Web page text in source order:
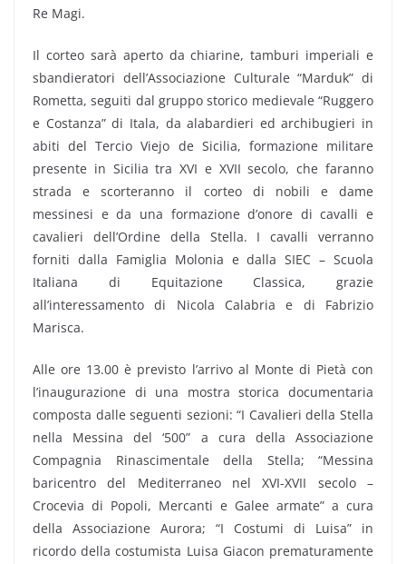
Re Magi.
Il corteo sarà aperto da chiarine, tamburi imperiali e
sbandieratori dell’Associazione Culturale “Marduk” di
Rometta, seguiti dal gruppo storico medievale “Ruggero
e Costanza” di Itala, da alabardieri ed archibugieri in
abiti del Tercio Viejo de Sicilia, formazione militare
presente in Sicilia tra XVI e XVII secolo, che faranno
strada e scorteranno il corteo di nobili e dame
messinesi e da una formazione d’onore di cavalli e
cavalieri dell’Ordine della Stella. I cavalli verranno
forniti dalla Famiglia Molonia e dalla SIEC – Scuola
Italiana di Equitazione Classica, grazie
all’interessamento di Nicola Calabria e di Fabrizio
Marisca.
Alle ore 13.00 è previsto l’arrivo al Monte di Pietà con
l’inaugurazione di una mostra storica documentaria
composta dalle seguenti sezioni: “I Cavalieri della Stella
nella Messina del ‘500” a cura della Associazione
Compagnia Rinascimentale della Stella; “Messina
baricentro del Mediterraneo nel XVI-XVII secolo –
Crocevia di Popoli, Mercanti e Galee armate” a cura
della Associazione Aurora; “I Costumi di Luisa” in
ricordo della costumista Luisa Giacon prematuramente